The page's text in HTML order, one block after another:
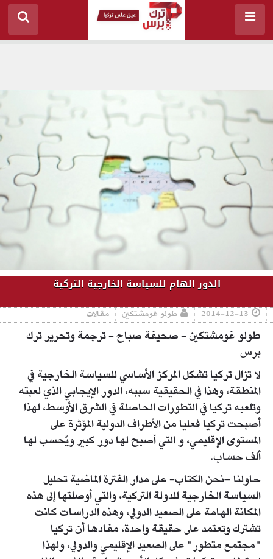
الدور الهام للسياسة الخارجية التركية
2014-12-13 طولو غومشتكين مقالات
طولو غومشتكين - صحيفة صباح - ترجمة وتحرير ترك
برس
لا تزال تركيا تشكل المركز الأساسي للسياسة الخارجية في
المنطقة، وهذا في الحقيقية سببه، الدور الإيجابي الذي لعبته
وتلعبه تركيا في التطورات الحاصلة في الشرق الأوسط، لهذا
أصبحت تركيا فعليا من الأطراف الدولية المؤثرة على
المستوى الإقليمي، و التي أصبح لها دور كبير ويُحسب لها
ألف حساب.
حاولنا –نحن الكتاب- على مدار الفترة الماضية تحليل
السياسة الخارجية للدولة التركية، والتي أوصلتها إلى هذه
المكانة الهامة على الصعيد الدولي، وهذه الدراسات كانت
تشترك وتعتمد على حقيقة واحدة، مفادها أن تركيا
"مجتمع متطور" على الصعيد الإقليمي والدولي، ولهذا